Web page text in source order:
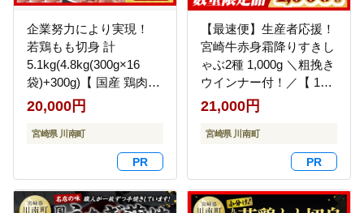
企業努力により実現！
若鶏もも切身 計
5.1kg(4.8kg(300g×16
袋)+300g)【 国産 鶏肉
肉 とり もも肉 モモ
5.1kg からあげ 唐揚げ
チキン南蛮 送料無料 】
20,000円
宮崎県 川南町
【最速便】生産者応援！
宮崎牛赤身霜降りすきし
ゃぶ2種 1,000g ＼粗挽き
ウインナー付！／【 1kg
肉 牛肉 ミヤチク スライ
ス すき焼き しゃぶしゃ
ぶ 】 [B00611-ss]
21,000円
宮崎県 川南町